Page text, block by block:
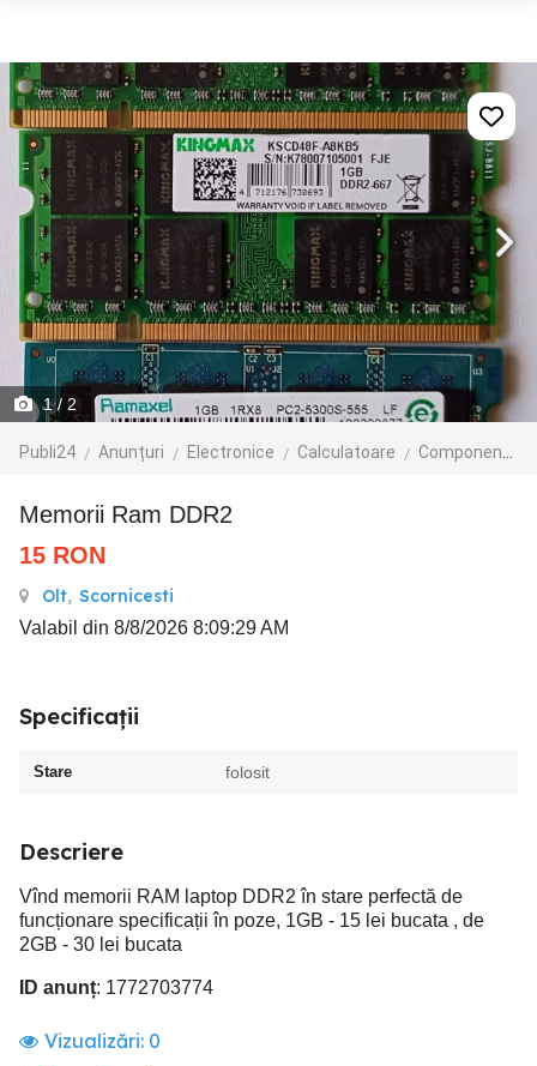
1/ 2
Publi24 Anunțuri Electronice Calculatoare Componente
Memorii Ram DDR2
15 RON
Olt, Scornicesti
Valabil din 8/8/2026 8:09:29 AM
Specificații
Stare folosit
Descriere
Vînd memorii RAM laptop DDR2 în stare perfectă de
funcționare specificații în poze, 1GB - 15 lei bucata , de
2GB - 30 lei bucata
ID anunț: 1772703774
Vizualizări: 0